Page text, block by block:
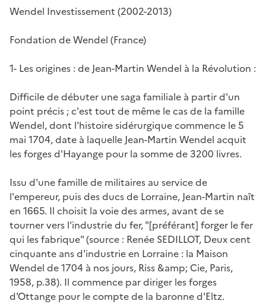
Wendel Investissement (2002-2013)
Fondation de Wendel (France)
1- Les origines : de Jean-Martin Wendel à la Révolution :
Difficile de débuter une saga familiale à partir d'un
point précis ; c'est tout de même le cas de la famille
Wendel, dont l'histoire sidérurgique commence le 5
mai 1704, date à laquelle Jean-Martin Wendel acquit
les forges d'Hayange pour la somme de 3200 livres.
Issu d'une famille de militaires au service de
l'empereur, puis des ducs de Lorraine, Jean-Martin naît
en 1665. Il choisit la voie des armes, avant de se
tourner vers l'industrie du fer, "[préférant] forger le fer
qui les fabrique" (source : Renée SEDILLOT, Deux cent
cinquante ans d'industrie en Lorraine : la Maison
Wendel de 1704 à nos jours, Riss &amp; Cie, Paris,
1958, p.38). Il commence par diriger les forges
d'Ottange pour le compte de la baronne d'Eltz.